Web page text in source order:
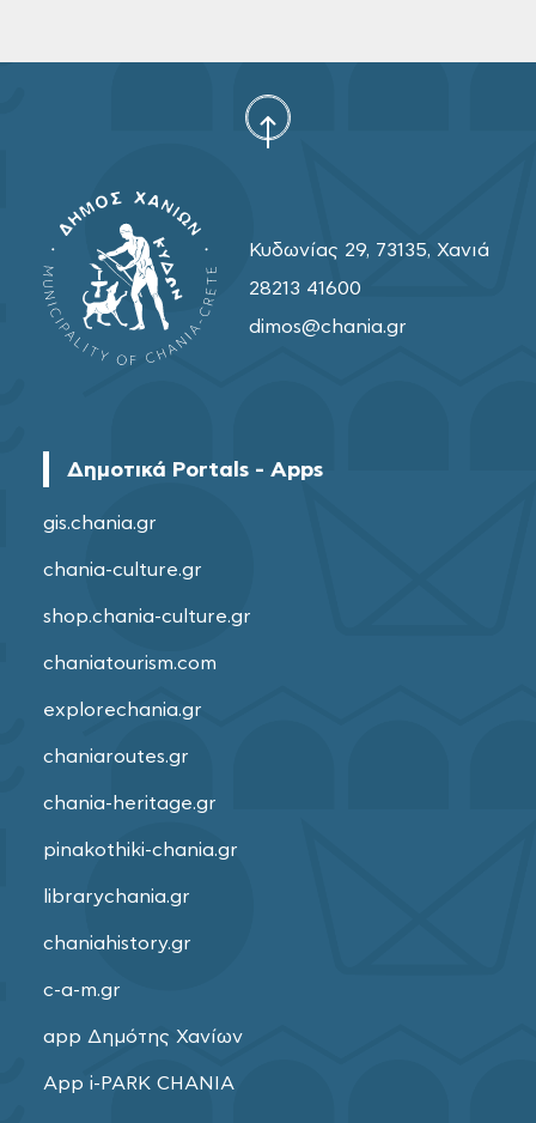
Κυδωνίας 29, 73135, Χανιά
28213 41600
dimos@chania.gr
Δημοτικά Portals - Apps
gis.chania.gr
chania-culture.gr
shop.chania-culture.gr
chaniatourism.com
explorechania.gr
chaniaroutes.gr
chania-heritage.gr
pinakothiki-chania.gr
librarychania.gr
chaniahistory.gr
c-a-m.gr
app Δημότης Χανίων
App i-PARK CHANIA